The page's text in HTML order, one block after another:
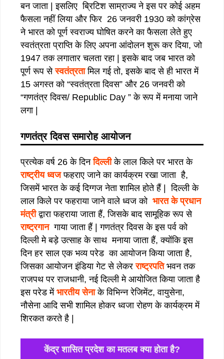
बन जाता | इसलिए ब्रिटिश साम्राज्य ने इस पर कोई अहम
फैसला नहीं लिया और फिर 26 जनवरी 1930 को कांग्रेस
ने भारत को पूर्ण स्वराज्य घोषित करने का फैसला लेते हुए
स्वतंत्रता प्राप्ति के लिए अपना आंदोलन शुरू कर दिया, जो
1947 तक लगातार चलता रहा | इसके बाद जब भारत को
पूर्ण रूप सेस्वतंत्रतामिल गई तो, इसके बाद से ही भारत में
15 अगस्त को “स्वतंत्रता दिवस” और 26 जनवरी को
“गणतंत्र दिवस/ Republic Day ” के रूप में मनाया जाने
लगा |
गणतंत्र दिवस समारोह आयोजन
प्रत्येक वर्ष 26 के दिनदिल्लीके लाल किले पर भारत के
राष्ट्रीय ध्वजफहराए जाने का कार्यक्रम रखा जाता है,
जिसमें भारत के कई दिग्गज नेता शामिल होते हैं | दिल्ली के
लाल किले पर फहराया जाने वाले ध्वज को भारत के प्रधान
मंत्रीद्वारा फहराया जाता हैं, जिसके बाद सामूहिक रूप से
राष्ट्रगानगाया जाता हैं | गणतंत्र दिवस के इस पर्व को
दिल्ली मे बड़े उत्साह के साथ मनाया जाता हैं, क्योंकि इस
दिन हर साल एक भव्य परेड का आयोजन किया जाता है,
जिसका आयोजन इंडिया गेट से लेकरराष्ट्रपतिभवन तक
राजपथ पर राजधानी, नई दिल्ली मे आयोजित किया जाता है
इस परेड में भारतीय सेनाके विभिन्न रेजिमेंट, वायुसेना,
नौसेना आदि सभी शामिल होकर ध्वजा रोहण के कार्यक्रम में
शिरकत करते है |
केंद्र शासित प्रदेश का मतलब क्या होता है?